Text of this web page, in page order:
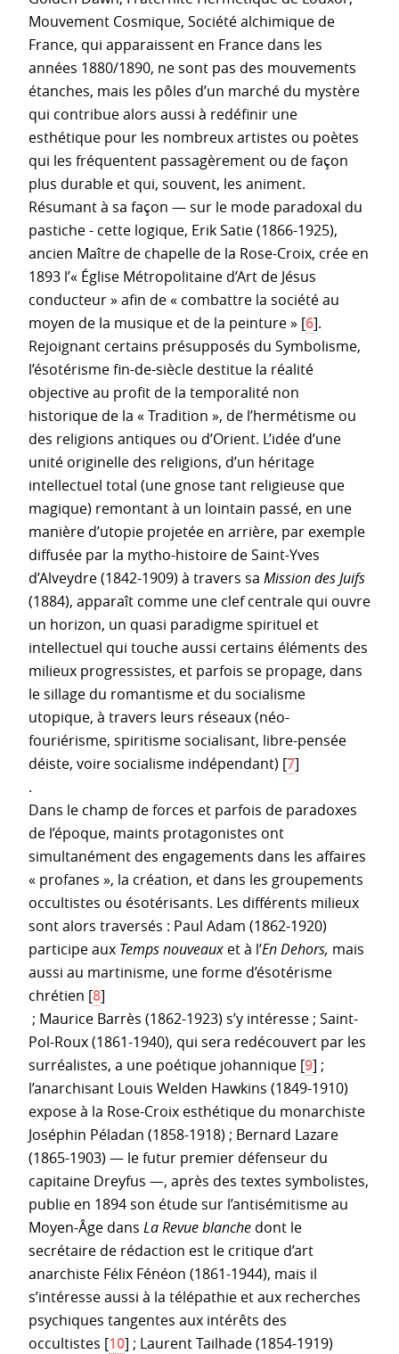
Mouvement Cosmique, Société alchimique de
France, qui apparaissent en France dans les
années 1880/1890, ne sont pas des mouvements
étanches, mais les pôles d’un marché du mystère
qui contribue alors aussi à redéfinir une
esthétique pour les nombreux artistes ou poètes
qui les fréquentent passagèrement ou de façon
plus durable et qui, souvent, les animent.
Résumant à sa façon — sur le mode paradoxal du
pastiche - cette logique, Erik Satie (1866-1925),
ancien Maître de chapelle de la Rose-Croix, crée en
1893 l’« Église Métropolitaine d’Art de Jésus
conducteur » afin de « combattre la société au
moyen de la musique et de la peinture » [6].
Rejoignant certains présupposés du Symbolisme,
l’ésotérisme fin-de-siècle destitue la réalité
objective au profit de la temporalité non
historique de la « Tradition », de l’hermétisme ou
des religions antiques ou d’Orient. L’idée d’une
unité originelle des religions, d’un héritage
intellectuel total (une gnose tant religieuse que
magique) remontant à un lointain passé, en une
manière d’utopie projetée en arrière, par exemple
diffusée par la mytho-histoire de Saint-Yves
d’Alveydre (1842-1909) à travers sa Mission des Juifs
(1884), apparaît comme une clef centrale qui ouvre
un horizon, un quasi paradigme spirituel et
intellectuel qui touche aussi certains éléments des
milieux progressistes, et parfois se propage, dans
le sillage du romantisme et du socialisme
utopique, à travers leurs réseaux (néo-
fouriérisme, spiritisme socialisant, libre-pensée
déiste, voire socialisme indépendant) [7]
.
Dans le champ de forces et parfois de paradoxes
de l’époque, maints protagonistes ont
simultanément des engagements dans les affaires
« profanes », la création, et dans les groupements
occultistes ou ésotérisants. Les différents milieux
sont alors traversés : Paul Adam (1862-1920)
participe aux Temps nouveaux et à l’En Dehors, mais
aussi au martinisme, une forme d’ésotérisme
chrétien [8]
; Maurice Barrès (1862-1923) s’y intéresse ; Saint-
Pol-Roux (1861-1940), qui sera redécouvert par les
surréalistes, a une poétique johannique [9] ;
l’anarchisant Louis Welden Hawkins (1849-1910)
expose à la Rose-Croix esthétique du monarchiste
Joséphin Péladan (1858-1918) ; Bernard Lazare
(1865-1903) — le futur premier défenseur du
capitaine Dreyfus —, après des textes symbolistes,
publie en 1894 son étude sur l’antisémitisme au
Moyen-Âge dans La Revue blanche dont le
secrétaire de rédaction est le critique d’art
anarchiste Félix Fénéon (1861-1944), mais il
s’intéresse aussi à la télépathie et aux recherches
psychiques tangentes aux intérêts des
occultistes [10] ; Laurent Tailhade (1854-1919)